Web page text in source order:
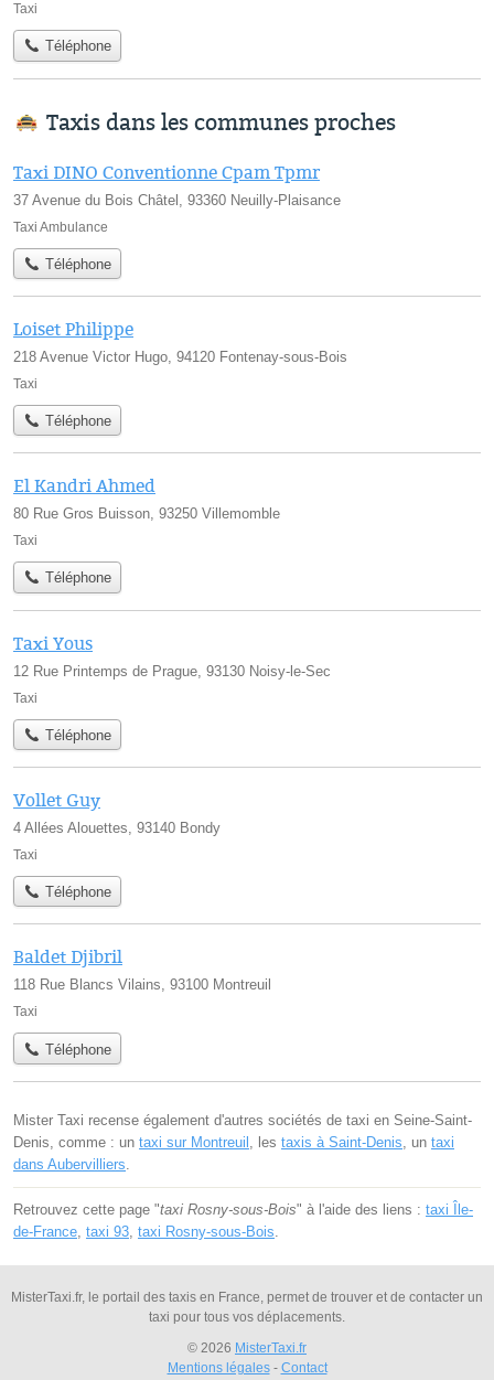
Taxi
Téléphone
Taxis dans les communes proches
Taxi DINO Conventionne Cpam Tpmr
37 Avenue du Bois Châtel, 93360 Neuilly-Plaisance
Taxi Ambulance
Téléphone
Loiset Philippe
218 Avenue Victor Hugo, 94120 Fontenay-sous-Bois
Taxi
Téléphone
El Kandri Ahmed
80 Rue Gros Buisson, 93250 Villemomble
Taxi
Téléphone
Taxi Yous
12 Rue Printemps de Prague, 93130 Noisy-le-Sec
Taxi
Téléphone
Vollet Guy
4 Allées Alouettes, 93140 Bondy
Taxi
Téléphone
Baldet Djibril
118 Rue Blancs Vilains, 93100 Montreuil
Taxi
Téléphone
Mister Taxi recense également d'autres sociétés de taxi en Seine-Saint-
Denis, comme : un taxi sur Montreuil , les taxis à Saint-Denis , un taxi
dans Aubervilliers
Retrouvez cette page "taxi Rosny-sous-Bois" à l'aide des liens : taxi Île-
de-France taxi 93 taxi Rosny-sous-Bois
MisterTaxi.fr, le portail des taxis en France, permet de trouver et de contacter un
taxi pour tous vos déplacements.
© 2026 MisterTaxi.fr
Mentions légales- Contact